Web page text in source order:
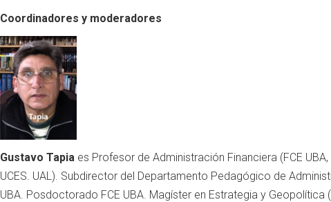
Coordinadores y moderadores
Gustavo Tapia es Profesor de Administración Financiera (FCE
UCES. UAL). Subdirector del Departamento Pedagógico de
UBA. Posdoctorado FCE UBA. Magíster en Estrategia y Geopolítica